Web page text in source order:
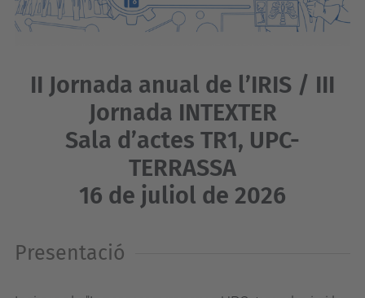
II Jornada anual de l’IRIS / III
Jornada INTEXTER
Sala d’actes TR1, UPC-
TERRASSA
16 de juliol de 2026
Presentació